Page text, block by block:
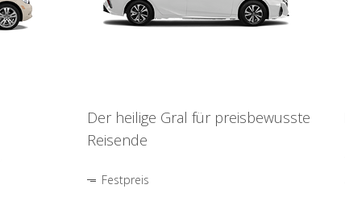
Der heilige Gral für preisbewusste
Reisende
Festpreis